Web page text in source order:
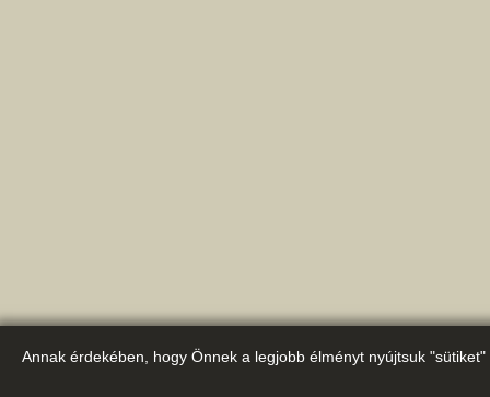
Annak érdekében, hogy Önnek a legjobb élményt nyújtsuk